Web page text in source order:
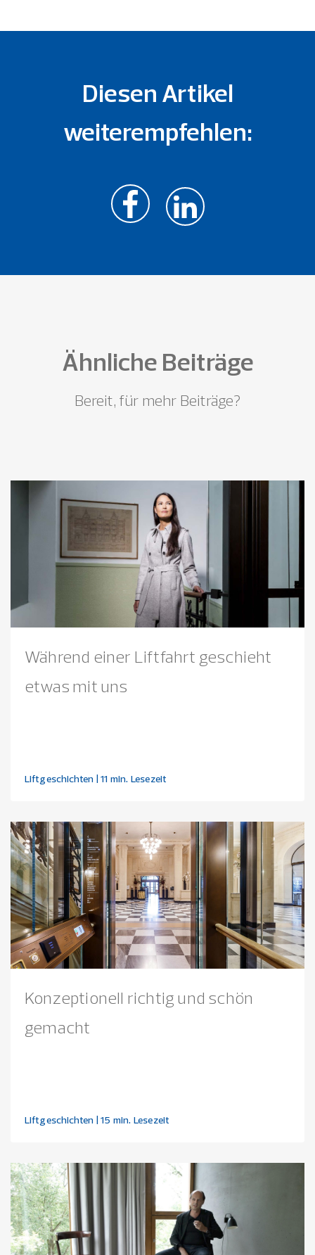
Diesen Artikel
weiterempfehlen:
Ähnliche Beiträge
Bereit, für mehr Beiträge?
Während einer Liftfahrt geschieht
etwas mit uns
Liftgeschichten | 11 min. Lesezeit
Konzeptionell richtig und schön
gemacht
Liftgeschichten | 15 min. Lesezeit